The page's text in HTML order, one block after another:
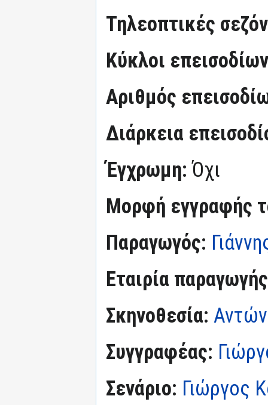
Τηλεοπτικές
Κύκλοι
Αριθμός
Διάρκεια
Έγχρωμη:Όχι
Μορφή εγγραφής
Παραγωγός:
Εταιρία
Σκηνοθεσία:
Συγγραφέας:
Σενάριο: Γιώργος